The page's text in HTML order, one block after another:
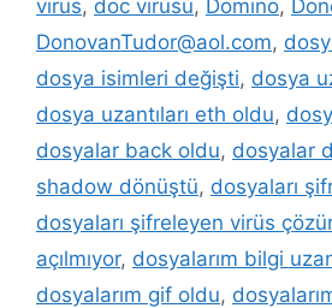
virüs, doc virüsü, Domino,
DonovanTudor@aol.com,
dosya isimleri değişti, dosya
dosya uzantıları eth oldu,
dosyalar back oldu, dosyalar
shadow dönüştü, dosyaları
dosyaları şifreleyen virüs
açılmıyor, dosyalarım bilgi
dosyalarım gif oldu,